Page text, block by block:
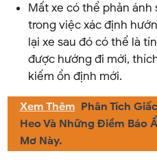
Mất xe có thể phản ánh
trong việc xác định
lại xe sau đó có thể là
được hướng đi mới,
kiếm ổn định mới.
Xem Thêm Phân Tích
Heo Và Những Điềm Báo
Mơ Này.